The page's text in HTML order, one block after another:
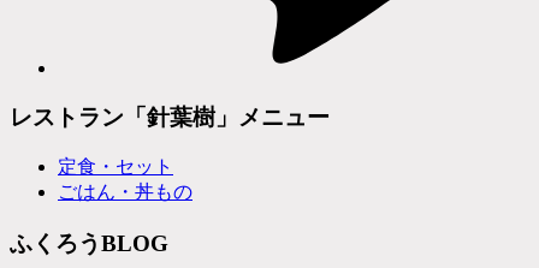
レストラン「針葉樹」メニュー
定食・セット
ごはん・丼もの
ふくろうBLOG